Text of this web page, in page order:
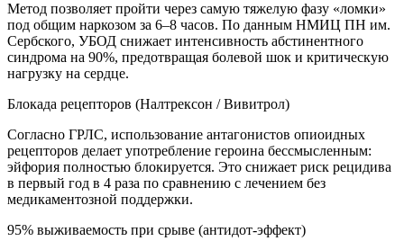
Метод позволяет пройти через самую тяжелую фазу «ломки»
под общим наркозом за 6–8 часов. По данным НМИЦ ПН им.
Сербского, УБОД снижает интенсивность абстинентного
синдрома на 90%, предотвращая болевой шок и критическую
нагрузку на сердце.
Блокада рецепторов (Налтрексон / Вивитрол)
Согласно ГРЛС, использование антагонистов опиоидных
рецепторов делает употребление героина бессмысленным:
эйфория полностью блокируется. Это снижает риск рецидива
в первый год в 4 раза по сравнению с лечением без
медикаментозной поддержки.
95% выживаемость при срыве (антидот-эффект)